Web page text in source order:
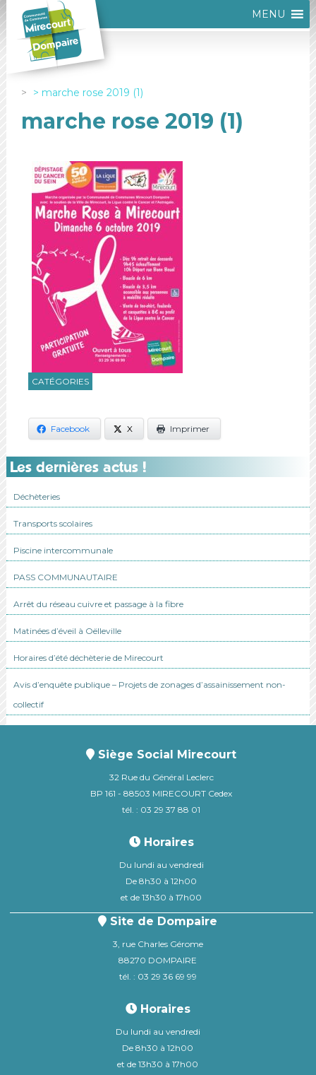
MENU
marche rose 2019 (1)
marche rose 2019 (1)
CATÉGORIES
Facebook X Imprimer
Les dernières actus !
Déchèteries
Transports scolaires
Piscine intercommunale
PASS COMMUNAUTAIRE
Arrêt du réseau cuivre et passage à la fibre
Matinées d’éveil à Oëlleville
Horaires d’été déchèterie de Mirecourt
Avis d’enquête publique – Projets de zonages d’assainissement non-
collectif
Siège Social Mirecourt
32 Rue du Général Leclerc
BP 161 - 88503 MIRECOURT Cedex
tél. : 03 29 37 88 01
Horaires
Du lundi au vendredi
De 8h30 à 12h00
et de 13h30 à 17h00
Site de Dompaire
3, rue Charles Gérome
88270 DOMPAIRE
tél. : 03 29 36 69 99
Horaires
Du lundi au vendredi
De 8h30 à 12h00
et de 13h30 à 17h00